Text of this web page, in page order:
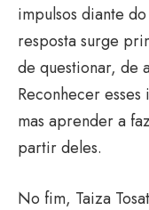
impulsos diante
resposta surge
de questionar, de
Reconhecer
mas aprender a
partir deles.
No fim, Taiza